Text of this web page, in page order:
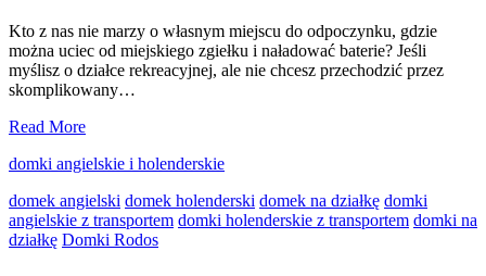
Kto z nas nie marzy o własnym miejscu do odpoczynku, gdzie
można uciec od miejskiego zgiełku i naładować baterie? Jeśli
myślisz o działce rekreacyjnej, ale nie chcesz przechodzić przez
skomplikowany…
Read MoreDomki
i
–
idealne
rozwiązanie
domki angielskie i holenderskie
domek angielski domek holenderski domek na działkę domki
angielskie z transportem domki holenderskie z transportem domki na
działkę Domki Rodos